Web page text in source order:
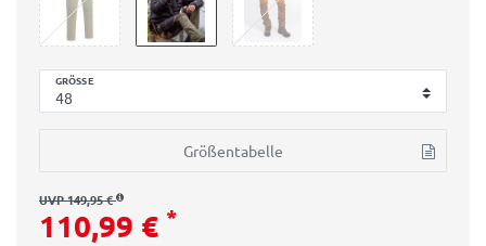
GRÖSSE
Größentabelle
UVP 149,95 €
110,99 € *